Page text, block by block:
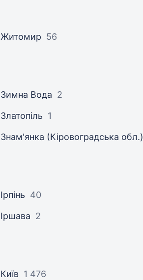
Житомир 56
Зимна Вода 2
Златопіль 1
Знам'янка (Кіровоградська обл.)
Ірпінь 40
Іршава 2
Київ 1 476